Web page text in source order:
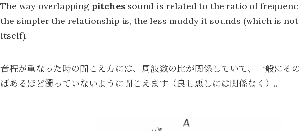
The way overlapping pitches sound is related to the ratio of
the simpler the relationship is, the less muddy it sounds (which is
itself).
音程が重なった時の聞こえ方には、周波数の比が関係していて、一般にそ
ばあるほど濁っていないように聞こえます（良し悪しには関係なく）。